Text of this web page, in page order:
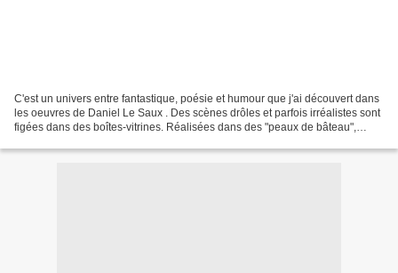
C'est un univers entre fantastique, poésie et humour que j'ai découvert dans
les oeuvres de Daniel Le Saux . Des scènes drôles et parfois irréalistes sont
figées dans des boîtes-vitrines. Réalisées dans des "peaux de bâteau",